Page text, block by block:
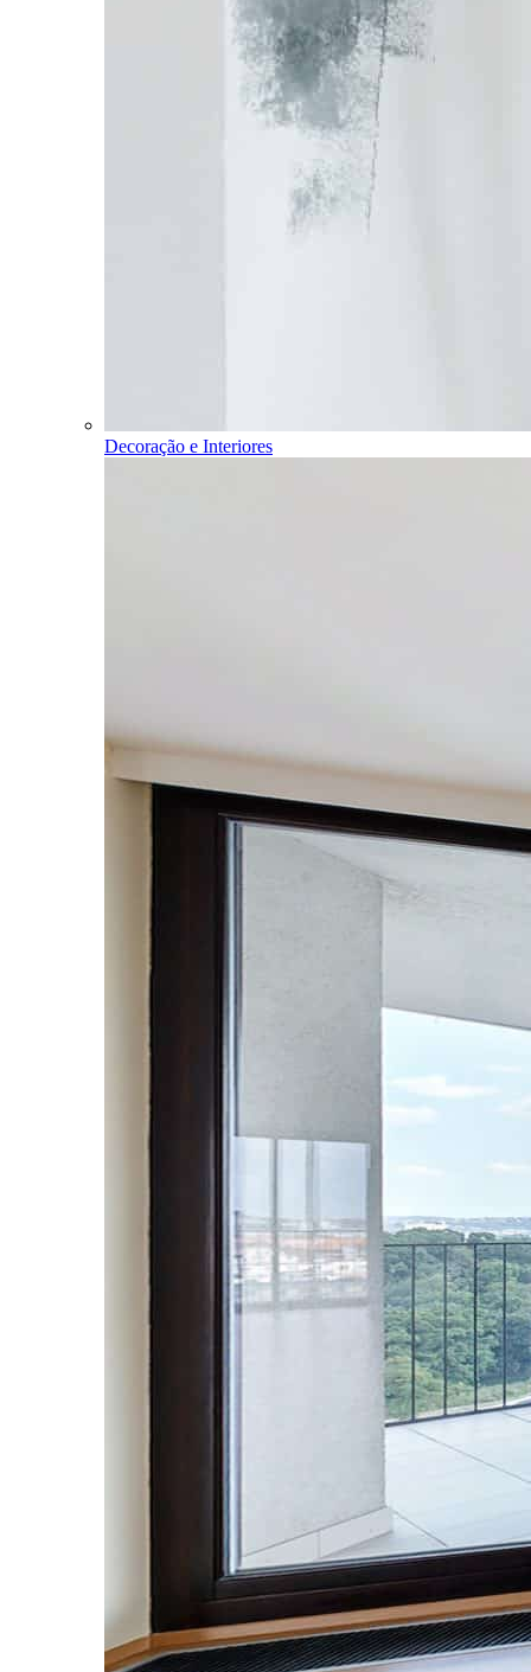
Decoração e Interiores